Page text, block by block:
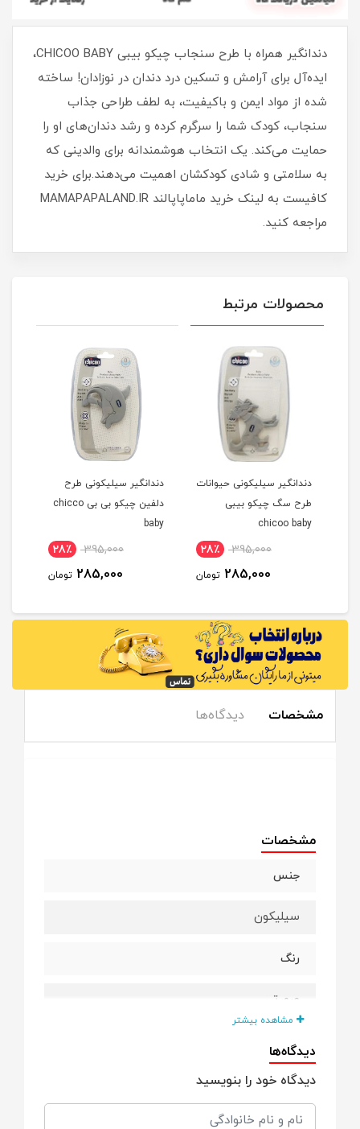
دندانگیر همراه با طرح سنجاب چیکو بیبی CHICOO BABY،
ایده‌آل برای آرامش و تسکین درد دندان در نوزادان! ساخته
شده از مواد ایمن و باکیفیت، به لطف طراحی جذاب
سنجاب، کودک شما را سرگرم کرده و رشد دندان‌های او را
حمایت می‌کند. یک انتخاب هوشمندانه برای والدینی که
به سلامتی و شادی کودکشان اهمیت می‌دهند.برای خرید
کافیست به لینک خرید ماماپاپالند MAMAPAPALAND.IR
مراجعه کنید.
محصولات مرتبط
دندانگیر سیلیکونی حیوانات
طرح سگ چیکو بیبی
chicoo baby
395,000 28٪
285,000 تومان
دندانگیر سیلیکونی طرح
دلفین چیکو بی بی chicco
baby
395,000 28٪
285,000 تومان
مشخصات دیدگاه‌ها
مشخصات
جنس
سیلیکون
رنگ
صورتی
قاب نگهدارنده
دارد
BPA FREE
مشاهده بیشتر
دیدگاه‌ها
دیدگاه خود را بنویسید